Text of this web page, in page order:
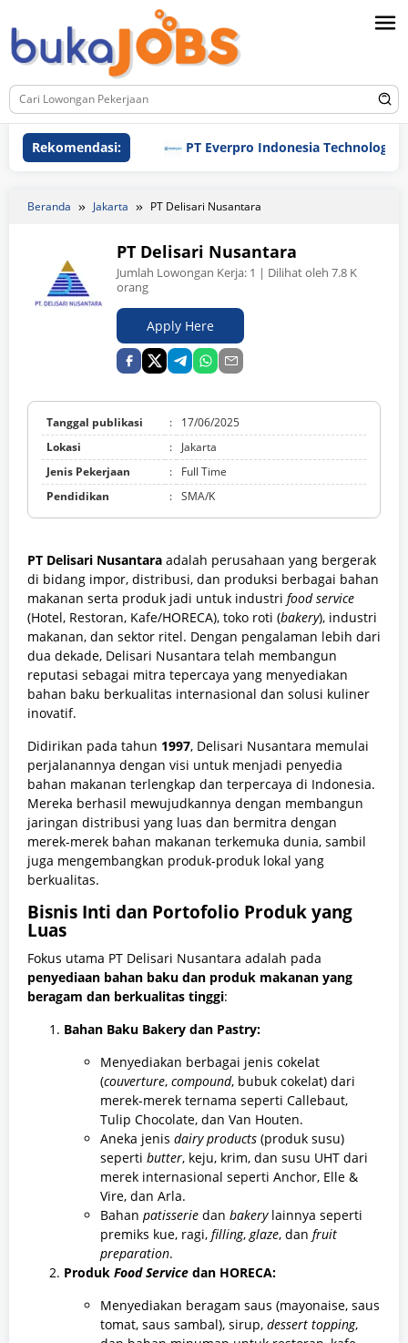
ke
konten
Rekomendasi: PT Everpro Indonesia Technologies
Beranda Jakarta PT Delisari Nusantara
PT Delisari Nusantara
Jumlah Lowongan Kerja: 1 | Dilihat oleh 7.8 K
orang
Apply Here
Tanggal publikasi :
17/06/2025
Lokasi
:
Jakarta
Jenis Pekerjaan
:
Full Time
Pendidikan
: SMA/K
PT Delisari Nusantara adalah perusahaan yang bergerak
di bidang impor, distribusi, dan produksi berbagai bahan
makanan serta produk jadi untuk industri food service
(Hotel, Restoran, Kafe/HORECA), toko roti (bakery), industri
makanan, dan sektor ritel. Dengan pengalaman lebih dari
dua dekade, Delisari Nusantara telah membangun
reputasi sebagai mitra tepercaya yang menyediakan
bahan baku berkualitas internasional dan solusi kuliner
inovatif.
Didirikan pada tahun 1997, Delisari Nusantara memulai
perjalanannya dengan visi untuk menjadi penyedia
bahan makanan terlengkap dan terpercaya di Indonesia.
Mereka berhasil mewujudkannya dengan membangun
jaringan distribusi yang luas dan bermitra dengan
merek-merek bahan makanan terkemuka dunia, sambil
juga mengembangkan produk-produk lokal yang
berkualitas.
Bisnis Inti dan Portofolio Produk yang
Luas
Fokus utama PT Delisari Nusantara adalah pada
penyediaan bahan baku dan produk makanan yang
beragam dan berkualitas tinggi:
Bahan Baku Bakery dan Pastry:
Menyediakan berbagai jenis cokelat
(couverture, compound, bubuk cokelat) dari
merek-merek ternama seperti Callebaut,
Tulip Chocolate, dan Van Houten.
Aneka jenis dairy products (produk susu)
seperti butter, keju, krim, dan susu UHT dari
merek internasional seperti Anchor, Elle &
Vire, dan Arla.
Bahan patisserie dan bakerylainnya seperti
premiks kue, ragi, filling,glaze, dan fruit
preparation.
Produk Food Service dan HORECA:
Menyediakan beragam saus (mayonaise, saus
tomat, saus sambal), sirup, dessert topping,